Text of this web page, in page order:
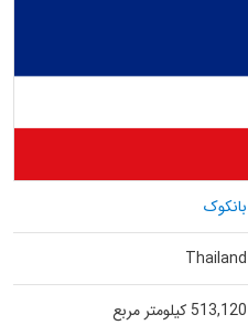
بانکوک
Thailand
513,120 کیلومتر مربع